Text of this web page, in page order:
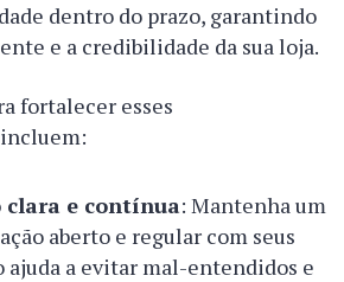
dentro do prazo, garantindo
e a credibilidade da sua loja.
fortalecer esses
clara e contínua: Mantenha um
aberto e regular com seus
ajuda a evitar mal-entendidos e